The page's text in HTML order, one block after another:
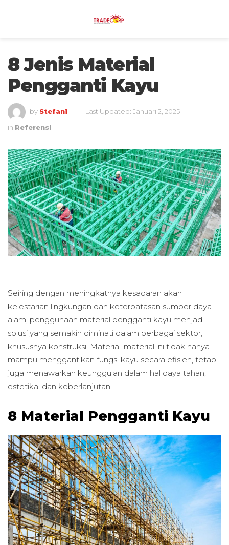
8 Jenis Material
Pengganti Kayu
by Stefani
Last Updated: Januari 2, 2025
in Referensi
Seiring dengan meningkatnya kesadaran akan
kelestarian lingkungan dan keterbatasan sumber daya
alam, penggunaan material pengganti kayu menjadi
solusi yang semakin diminati dalam berbagai sektor,
khususnya konstruksi. Material-material ini tidak hanya
mampu menggantikan fungsi kayu secara efisien, tetapi
juga menawarkan keunggulan dalam hal daya tahan,
estetika, dan keberlanjutan.
8 Material Pengganti Kayu